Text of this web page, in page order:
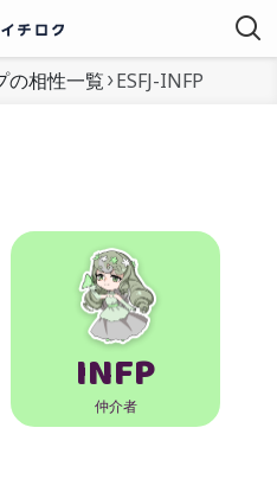
の相性一覧 ESFJ-INFP
INFP
仲介者